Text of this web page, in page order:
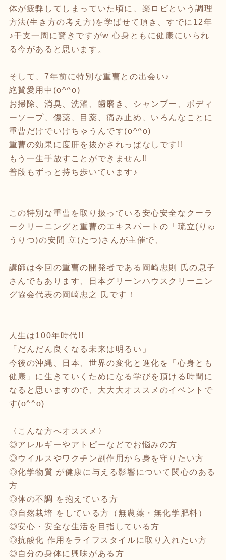
体が疲弊してしまっていた頃に、楽ロビという調理
方法(生き方の考え方)を学ばせて頂き、すでに12年
♪干支一周に驚きですがw 心身ともに健康にいられ
る今があると思います。
そして、7年前に特別な重曹との出会い♪
絶賛愛用中(o^^o)
お掃除、消臭、洗濯、歯磨き、シャンプー、ボディ
ーソープ、傷薬、目薬、痛み止め、いろんなことに
重曹だけでいけちゃうんです(o^^o)
重曹の効果に度肝を抜かされっぱなしです!!
もう一生手放すことができません!!
普段もずっと持ち歩いています♪
この特別な重曹を取り扱っている安心安全なクーラ
ークリーニングと重曹のエキスパートの「琉立(りゅ
うりつ)の安間 立(たつ)さんが主催で、
講師は今回の重曹の開発者である岡崎忠則 氏の息子
さんでもあります、日本グリーンハウスクリーニン
グ協会代表の岡崎忠之 氏です！
人生は100年時代!!
「だんだん良くなる未来は明るい」
今後の沖縄、日本、世界の変化と進化を「心身とも
健康」に生きていくためになる学びを頂ける時間に
なると思いますので、大大大オススメのイベントで
す(o^^o)
〈こんな方へオススメ〉
◎アレルギーやアトピーなどでお悩みの方
◎ウイルスやワクチン副作用から身を守りたい方
◎化学物質 が健康に与える影響について関心のある
方
◎体の不調 を抱えている方
◎自然栽培 をしている方（無農薬・無化学肥料）
◎安心・安全な生活を目指している方
◎抗酸化 作用をライフスタイルに取り入れたい方
◎自分の身体に興味がある方